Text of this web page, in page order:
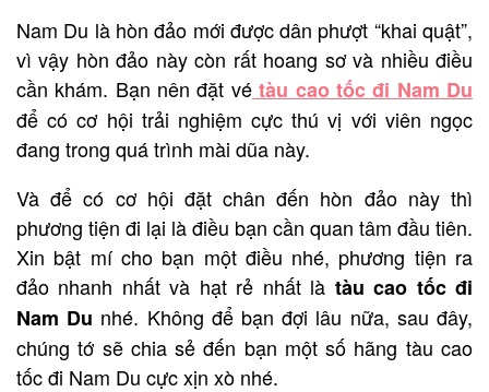
Nam Du là hòn đảo mới được dân phượt “khai quật”,
vì vậy hòn đảo này còn rất hoang sơ và nhiều điều
cần khám. Bạn nên đặt vétàu cao tốc đi Nam Du
để có cơ hội trải nghiệm cực thú vị với viên ngọc
đang trong quá trình mài dũa này.
Và để có cơ hội đặt chân đến hòn đảo này thì
phương tiện đi lại là điều bạn cần quan tâm đầu tiên.
Xin bật mí cho bạn một điều nhé, phương tiện ra
đảo nhanh nhất và hạt rẻ nhất là tàu cao tốc đi
Nam Du nhé. Không để bạn đợi lâu nữa, sau đây,
chúng tớ sẽ chia sẻ đến bạn một số hãng tàu cao
tốc đi Nam Du cực xịn xò nhé.